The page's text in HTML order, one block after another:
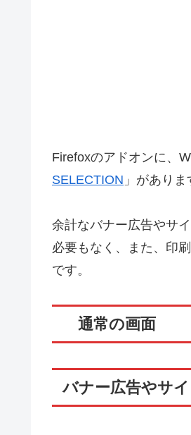
Firefoxのアドオンに、
SELECTION 」がありま
余計なバナー広告やサ
必要もなく、また、印
です。
通常の画面
バナー広告やサ